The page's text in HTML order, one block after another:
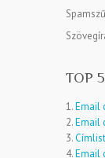
TOP
1.Email
2.Email
3.
4.Email